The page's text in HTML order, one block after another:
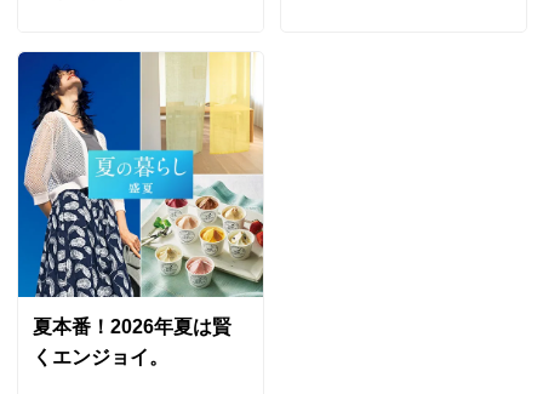
約180×250cm
約180×300cm
［すべてのサイズに共通］
■色・柄：(ア)モロッカンブルー (イ)タイルグレージュ
(ウ)ウッドホワイト (エ)ウッドナチュラル (オ)ウッドブ
ラウン
■厚さ：約1.8mm
■素材：表…塩化ビニル、裏…不織布、へり…アクリル
■滑りにくくする固定シールを付属
■日本製
色も自宅の床と合っていて敷いていても自然で良かった
です。
臭いが少しあるので－1です。
2025/06/24
すべての口コミを見る
夏本番！2026年夏は賢
くエンジョイ。